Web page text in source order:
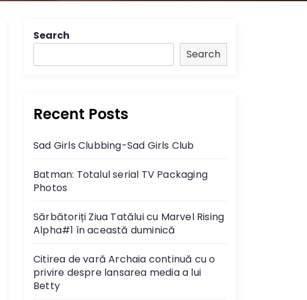
Search
Search
Recent Posts
Sad Girls Clubbing-Sad Girls Club
Batman: Totalul serial TV Packaging
Photos
Sărbătoriți Ziua Tatălui cu Marvel Rising
Alpha#1 în această duminică
Citirea de vară Archaia continuă cu o
privire despre lansarea media a lui
Betty